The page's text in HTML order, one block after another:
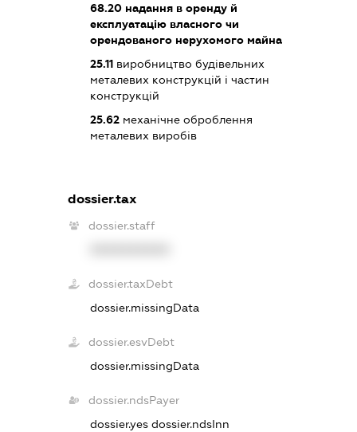
68.20надання в оренду й
експлуатацію власного чи
орендованого нерухомого майна
25.11виробництво будівельних
металевих конструкцій і частин
конструкцій
25.62механічне оброблення
металевих виробів
dossier.tax
dossier.staff
dossier.taxDebt
dossier.missingData
dossier.esvDebt
dossier.missingData
dossier.ndsPayer
dossier.yes dossier.ndsInn